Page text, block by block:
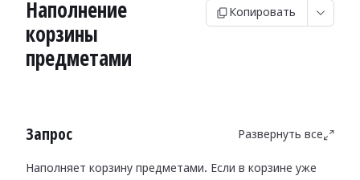
Наполнение
корзины
предметами
Копировать
Запрос Развернуть все
Наполняет корзину предметами. Если в корзине уже